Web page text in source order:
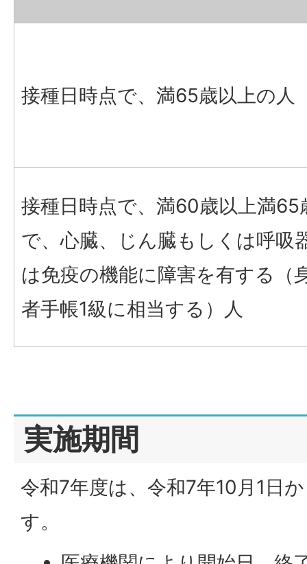
接種日時点で、満65歳以上の人
接種日時点で、満60歳以上満65
で、心臓、じん臓もしくは呼吸
は免疫の機能に障害を有する（
者手帳1級に相当する）人
実施期間
令和7年度は、令和7年10月1日
す。